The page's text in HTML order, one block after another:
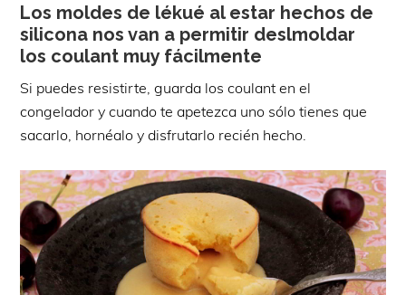
Los moldes de lékué al estar hechos de
silicona nos van a permitir deslmoldar
los coulant muy fácilmente
Si puedes resistirte, guarda los coulant en el
congelador y cuando te apetezca uno sólo tienes que
sacarlo, hornéalo y disfrutarlo recién hecho.